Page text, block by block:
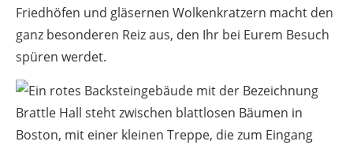
Friedhöfen und gläsernen Wolkenkratzern macht den
ganz besonderen Reiz aus, den Ihr bei Eurem Besuch
spüren werdet.